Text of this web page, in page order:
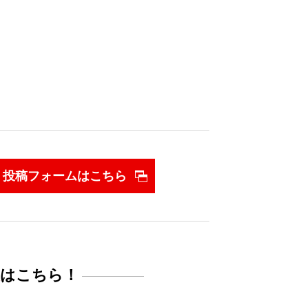
投稿フォームはこちら
はこちら！